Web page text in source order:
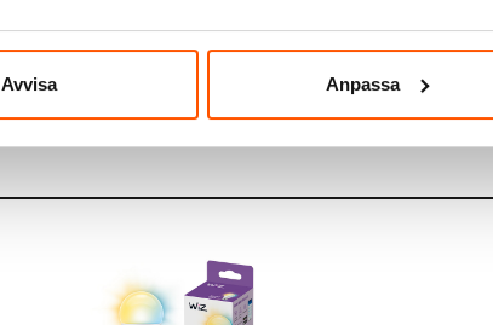
Avvisa Anpassa
LÄGG I VARUKORG
I webblager: 32 st I webblager: 4